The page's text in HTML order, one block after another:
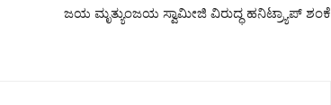
ಜಯ ಮೃತ್ಯುಂಜಯ ಸ್ವಾಮೀಜಿ ವಿರುದ್ಧ ಹನಿಟ್ರ್ಯಾಪ್‌ ಶಂಕೆ